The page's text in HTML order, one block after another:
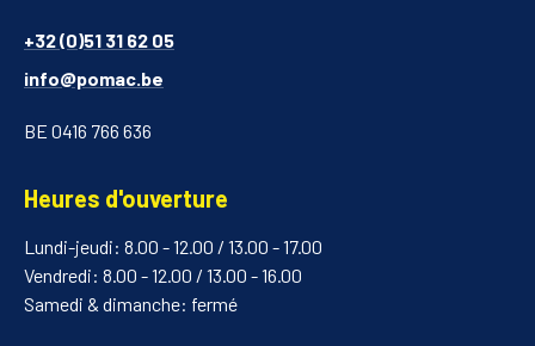
+32 (0)51 31 62 05
info@pomac.be
BE 0416 766 636
Heures d'ouverture
Lundi-jeudi: 8.00 - 12.00 / 13.00 - 17.00
Vendredi: 8.00 - 12.00 / 13.00 - 16.00
Samedi & dimanche: fermé